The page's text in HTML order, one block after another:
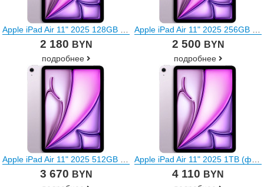
Apple iPad Air 11" 2025 128GB (фиолетовый)
2 180 BYN
подробнее
Apple iPad Air 11" 2025 256GB (фиолетовый)
2 500 BYN
подробнее
Apple iPad Air 11" 2025 512GB (фиолетовый)
3 670 BYN
Apple iPad Air 11" 2025 1TB (фиолетовый)
4 110 BYN